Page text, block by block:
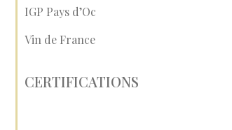
IGP Pays d’Oc
Vin de France
CERTIFICATIONS